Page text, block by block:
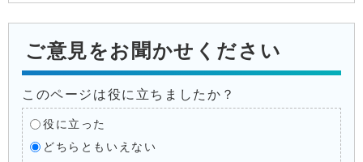
ご意見をお聞かせください
このページは役に立ちましたか？
役に立った
どちらともいえない